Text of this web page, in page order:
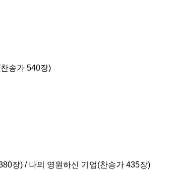
송가 540장)
4>
장) / 나의 영원하신 기업(찬송가 435장)